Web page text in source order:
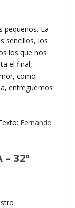
pequeños. La
sencillos, los
los que nos
el final,
como
entreguemos
Fernando
– 32º